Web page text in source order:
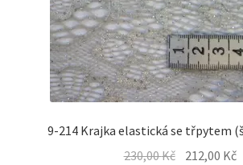
9-214 Krajka elastická se třpytem
230,00Kč Original
212,00 Kč